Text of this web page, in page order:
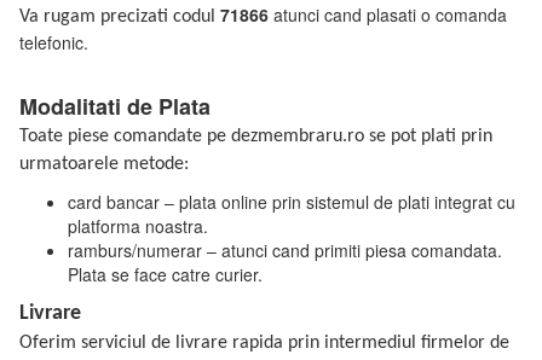
Va rugam precizati codul 71866 atunci cand plasati o comanda
telefonic.
Modalitati de Plata
Toate piese comandate pe dezmembraru.ro se pot plati prin
urmatoarele metode:
card bancar – plata online prin sistemul de plati integrat cu
platforma noastra.
ramburs/numerar – atunci cand primiti piesa comandata.
Plata se face catre curier.
Livrare
Oferim serviciul de livrare rapida prin intermediul firmelor de